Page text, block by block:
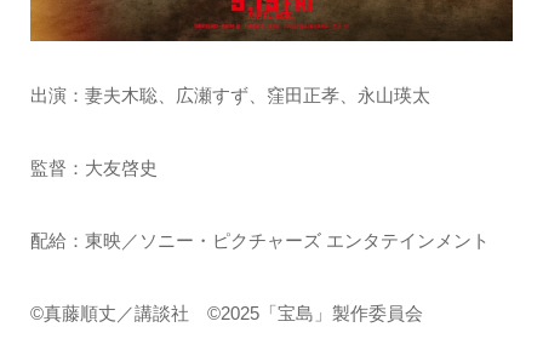
出演：妻夫木聡、広瀬すず、窪田正孝、永山瑛太
監督：大友啓史
配給：東映／ソニー・ピクチャーズ エンタテインメント
©真藤順丈／講談社 ©2025「宝島」製作委員会